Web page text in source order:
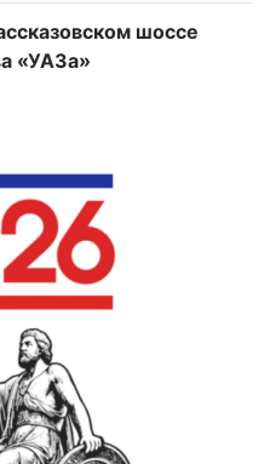
шоссе
«УАЗа»